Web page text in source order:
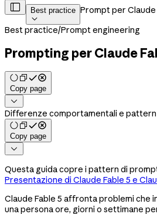
 Best practice

Prompt per Claude
Best practice/Prompt engineering
Prompting per Claude
Copy page

Differenze comportamentali e pattern
Copy page

Questa guida copre i pattern di
Presentazione di Claude Fable 5 e
Claude Fable 5 affronta problemi che
una persona ore, giorni o settimane